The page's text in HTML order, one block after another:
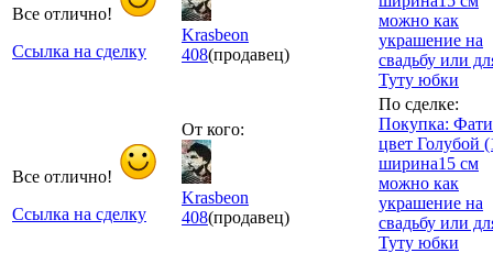
Все отлично!
Ссылка на сделку
Krasbeon
408(продавец)
можно как
украшение на
свадьбу или
Туту юбки
Все отлично!
Ссылка на сделку
От кого:
Krasbeon
408(продавец)
По сделке:
Покупка:
цвет Голубой
ширина15 см
можно как
украшение на
свадьбу или
Туту юбки